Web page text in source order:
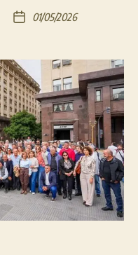
Fecha
entrada
01/05/2026